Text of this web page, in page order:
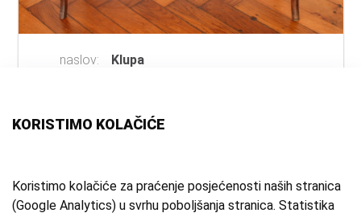
naslov:
Klupa
građe:
vrijeme
izrade:
kraj 19. st.
KORISTIMO KOLAČIĆE
Koristimo kolačiće za praćenje posjećenosti naših stranica
(Google Analytics) u svrhu poboljšanja stranica. Statistika